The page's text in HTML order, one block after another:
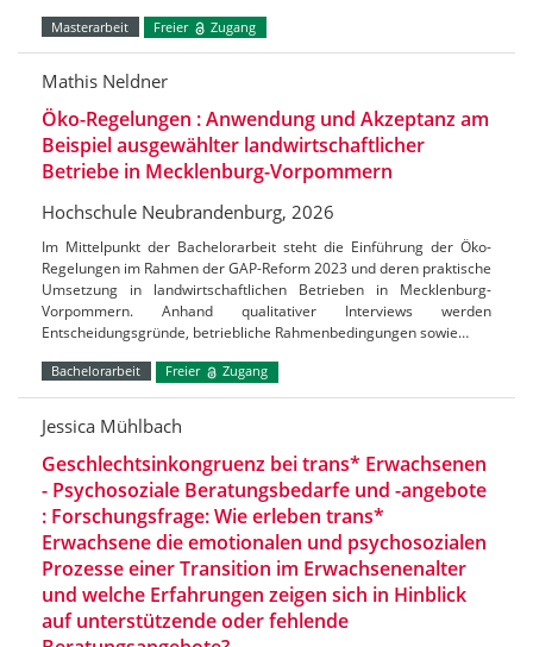
Masterarbeit Freier Zugang
Mathis Neldner
Öko-Regelungen : Anwendung und Akzeptanz am
Beispiel ausgewählter landwirtschaftlicher
Betriebe in Mecklenburg-Vorpommern
Hochschule Neubrandenburg, 2026
Im Mittelpunkt der Bachelorarbeit steht die Einführung der Öko-
Regelungen im Rahmen der GAP-Reform 2023 und deren praktische
Umsetzung in landwirtschaftlichen Betrieben in Mecklenburg-
Vorpommern. Anhand qualitativer Interviews werden
Entscheidungsgründe, betriebliche Rahmenbedingungen sowie…
Bachelorarbeit Freier Zugang
Jessica Mühlbach
Geschlechtsinkongruenz bei trans* Erwachsenen
- Psychosoziale Beratungsbedarfe und -angebote
: Forschungsfrage: Wie erleben trans*
Erwachsene die emotionalen und psychosozialen
Prozesse einer Transition im Erwachsenenalter
und welche Erfahrungen zeigen sich in Hinblick
auf unterstützende oder fehlende